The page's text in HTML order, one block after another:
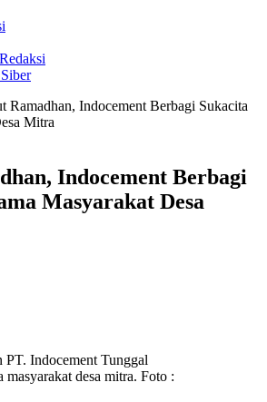
Ramadhan, Indocement Berbagi Sukacita
Mitra
Indocement Berbagi
Masyarakat Desa
PT. Indocement Tunggal
masyarakat desa mitra. Foto :